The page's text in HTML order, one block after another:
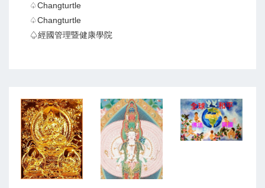
♤Changturtle
♤Changturtle
♤經國管理暨健康學院